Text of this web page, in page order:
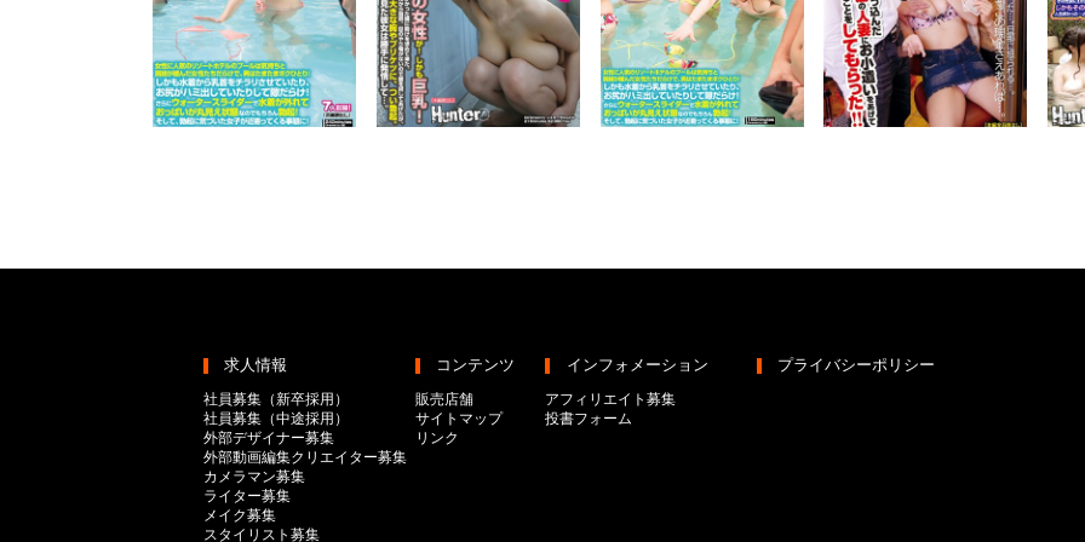
求人情報
社員募集（新卒採用）
社員募集（中途採用）
外部デザイナー募集
外部動画編集クリエイター募集
カメラマン募集
ライター募集
メイク募集
スタイリスト募集
コンテンツ
販売店舗
サイトマップ
リンク
インフォメーション
アフィリエイト募集
投書フォーム
プライバシーポリシー